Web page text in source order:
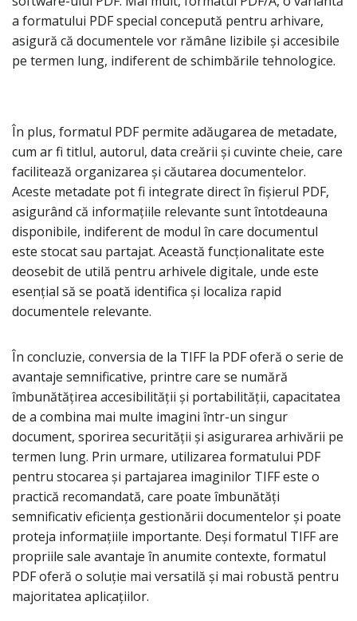
a formatului PDF special concepută pentru arhivare,
asigură că documentele vor rămâne lizibile și accesibile
pe termen lung, indiferent de schimbările tehnologice.
În plus, formatul PDF permite adăugarea de metadate,
cum ar fi titlul, autorul, data creării și cuvinte cheie, care
facilitează organizarea și căutarea documentelor.
Aceste metadate pot fi integrate direct în fișierul PDF,
asigurând că informațiile relevante sunt întotdeauna
disponibile, indiferent de modul în care documentul
este stocat sau partajat. Această funcționalitate este
deosebit de utilă pentru arhivele digitale, unde este
esențial să se poată identifica și localiza rapid
documentele relevante.
În concluzie, conversia de la TIFF la PDF oferă o serie de
avantaje semnificative, printre care se numără
îmbunătățirea accesibilității și portabilității, capacitatea
de a combina mai multe imagini într-un singur
document, sporirea securității și asigurarea arhivării pe
termen lung. Prin urmare, utilizarea formatului PDF
pentru stocarea și partajarea imaginilor TIFF este o
practică recomandată, care poate îmbunătăți
semnificativ eficiența gestionării documentelor și poate
proteja informațiile importante. Deși formatul TIFF are
propriile sale avantaje în anumite contexte, formatul
PDF oferă o soluție mai versatilă și mai robustă pentru
majoritatea aplicațiilor.